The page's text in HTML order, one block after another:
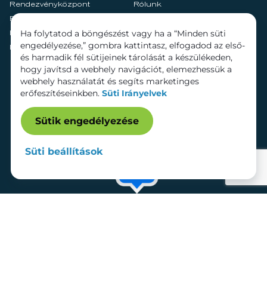
Rendezvényközpont
Rólunk
Fenntarthatóság
Hírek
Szolgáltatások
Kapcsolat
Bérelhető területek
Ha folytatod a böngészést vagy ha a “Minden süti
engedélyezése,” gombra kattintasz, elfogadod az első-
és harmadik fél sütijeinek tárolását a készülékeden,
hogy javítsd a webhely navigációt, elemezhessük a
webhely használatát és segíts marketinges
erőfeszítéseinkben. Süti Irányelvek
Sütik engedélyezése
Süti beállítások